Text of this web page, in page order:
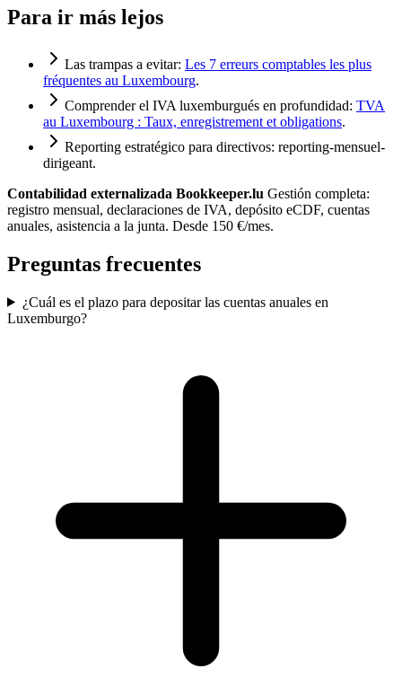
Para ir más lejos
Las trampas a evitar: Les 7 erreurs comptables les plus
fréquentes au Luxembourg.
Comprender el IVA luxemburgués en profundidad: TVA
au Luxembourg : Taux, enregistrement et obligations.
Reporting estratégico para directivos: reporting-mensuel-
dirigeant.
Contabilidad externalizada Bookkeeper.lu Gestión completa:
registro mensual, declaraciones de IVA, depósito eCDF, cuentas
anuales, asistencia a la junta. Desde 150 €/mes.
Preguntas frecuentes
¿Cuál es el plazo para depositar las cuentas anuales en
Luxemburgo?